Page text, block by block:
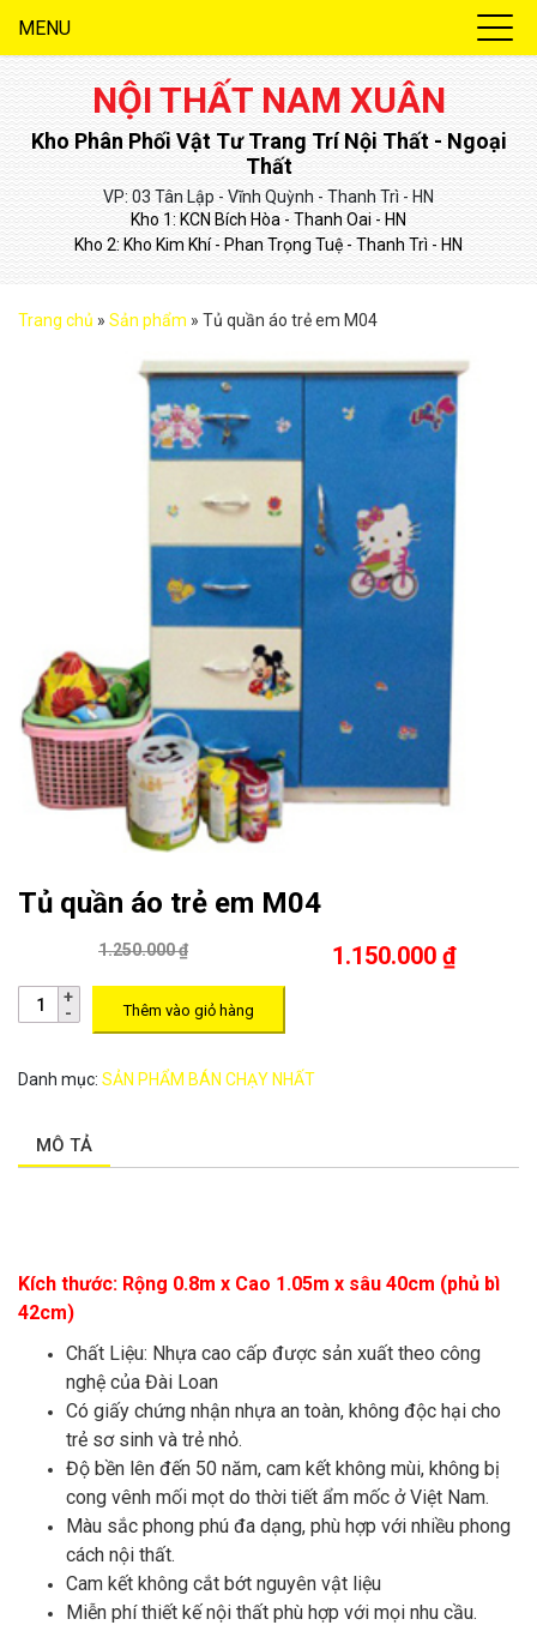
MENU
NỘI THẤT NAM XUÂN
Kho Phân Phối Vật Tư Trang Trí Nội Thất - Ngoại
Thất
VP: 03 Tân Lập - Vĩnh Quỳnh - Thanh Trì - HN
Kho 1: KCN Bích Hòa - Thanh Oai - HN
Kho 2: Kho Kim Khí - Phan Trọng Tuệ - Thanh Trì - HN
Trang chủ » Sản phẩm » Tủ quần áo trẻ em M04
Tủ quần áo trẻ em M04
1.250.000 ₫ 1.150.000 ₫
Thêm vào giỏ hàng
Danh mục: SẢN PHẨM BÁN CHẠY NHẤT
MÔ TẢ
Kích thước: Rộng 0.8m x Cao 1.05m x sâu 40cm (phủ bì
42cm)
Chất Liệu: Nhựa cao cấp được sản xuất theo công
nghệ của Đài Loan
Có giấy chứng nhận nhựa an toàn, không độc hại cho
trẻ sơ sinh và trẻ nhỏ.
Độ bền lên đến 50 năm, cam kết không mùi, không bị
cong vênh mối mọt do thời tiết ẩm mốc ở Việt Nam.
Màu sắc phong phú đa dạng, phù hợp với nhiều phong
cách nội thất.
Cam kết không cắt bớt nguyên vật liệu
Miễn phí thiết kế nội thất phù hợp với mọi nhu cầu.